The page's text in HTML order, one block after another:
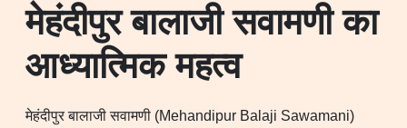
मेहंदीपुर बालाजी सवामणी का
आध्यात्मिक महत्व
मेहंदीपुर बालाजी सवामणी (Mehandipur Balaji Sawamani)